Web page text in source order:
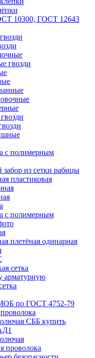
10300, ГОСТ 12643
гвозди
с полимерным
из сетки рабицы
пластиковая
с полимерным
плетёная одинарная
сетка
арматурную
по ГОСТ 4752-79
СББ купить
проволока